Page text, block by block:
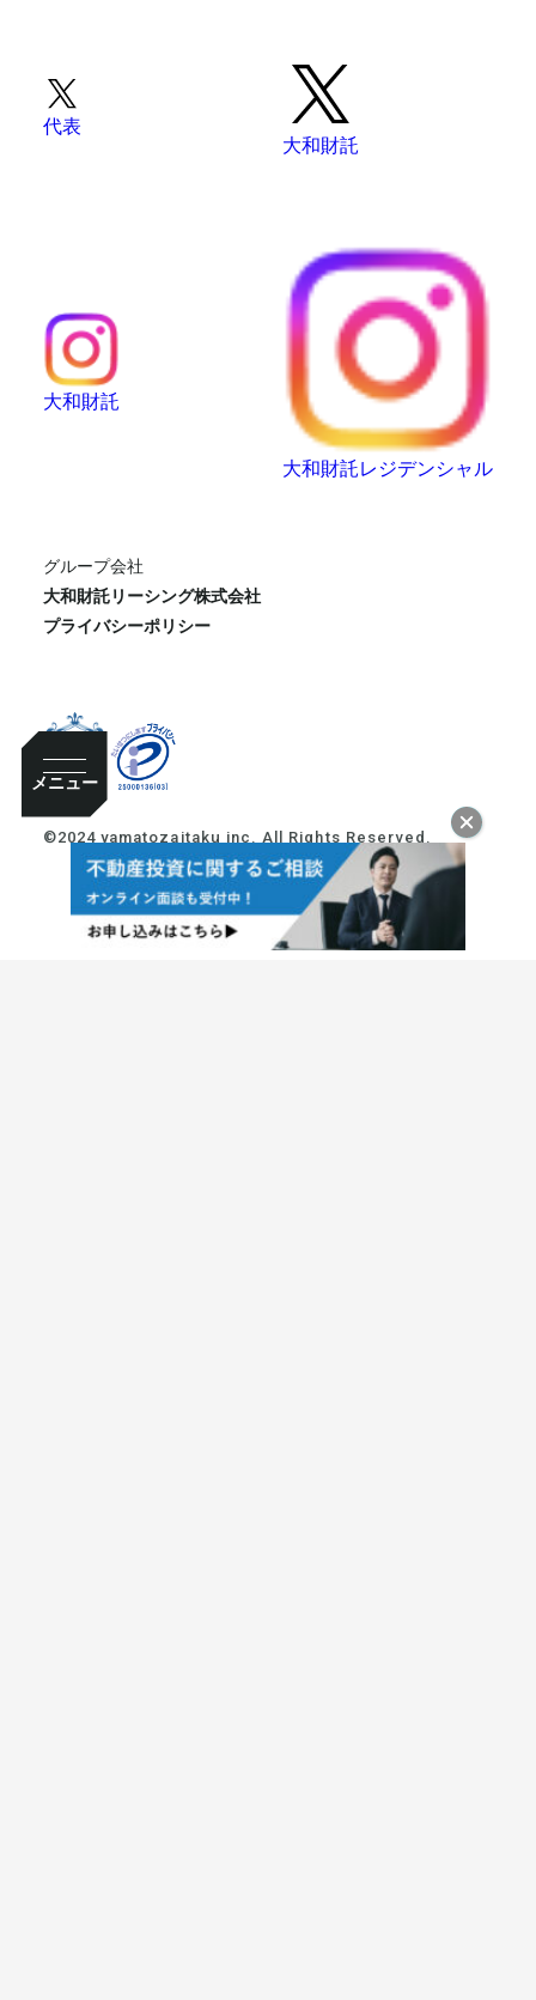
メニュー
10:00~18:00
東京本社 大阪本社
プライベート
相談お申し込み
代表
大和財託
大和財託
大和財託レジデンシャル
グループ会社
大和財託リーシング株式会社
プライバシーポリシー
©2024 yamatozaitaku inc. All Rights Reserved.